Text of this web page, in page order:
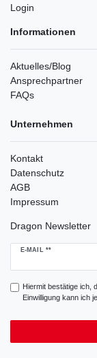
Login
Informationen
Aktuelles/Blog
Ansprechpartner
FAQs
Unternehmen
Kontakt
Datenschutz
AGB
Impressum
Dragon Newsletter
E-MAIL **
Newsletter
Hiermit bestätige ich,
Einwilligung kann ich